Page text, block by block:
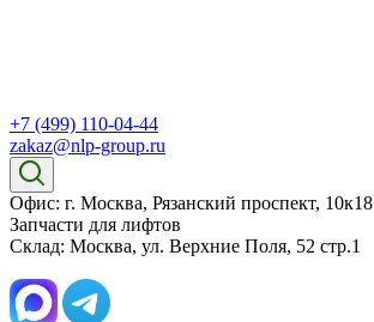
+7 (499) 110-04-44
zakaz@nlp-group.ru
Офис: г. Москва, Рязанский проспект, 10к18
Запчасти для лифтов
Склад: Москва, ул. Верхние Поля, 52 стр.1